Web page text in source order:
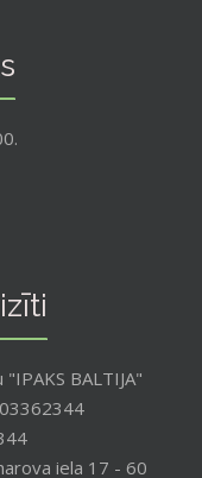
BALTIJA"
iela 17 - 60